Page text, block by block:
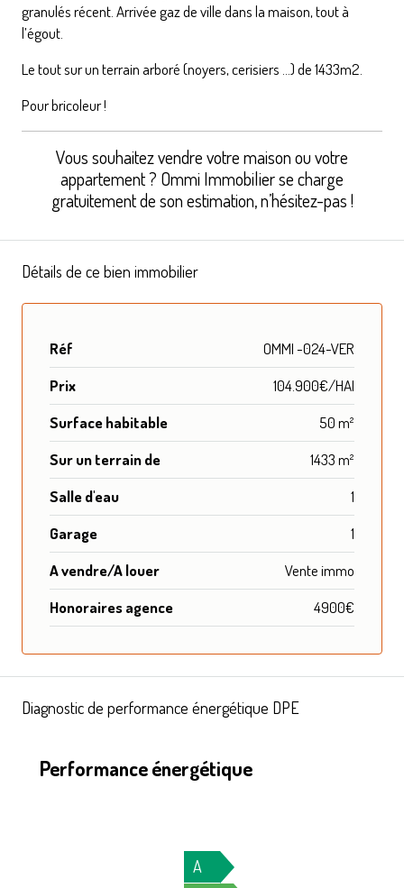
granulés récent. Arrivée gaz de ville dans la maison, tout à
l’égout.
Le tout sur un terrain arboré (noyers, cerisiers …) de 1433m2.
Pour bricoleur !
Vous souhaitez vendre votre maison ou votre
appartement ? Ommi Immobilier se charge
gratuitement de son estimation, n’hésitez-pas !
Détails de ce bien immobilier
Réf
OMMI -024-VER
Prix
104.900€/HAI
Surface habitable
50 m²
Sur un terrain de
1433 m²
Salle d'eau
1
Garage
1
A vendre/A louer
Vente immo
Honoraires agence
4900€
Diagnostic de performance énergétique DPE
Performance énergétique
A